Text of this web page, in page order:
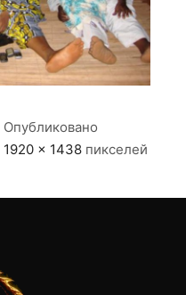
Опубликовано
1920 × 1438 пикселей